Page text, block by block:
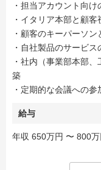
・担当アカウント向
・イタリア本部と顧
・顧客のキーパーソ
・自社製品のサービス
・社内（事業部本部
築
・定期的な会議への
給与
年収 650万円 〜 800万